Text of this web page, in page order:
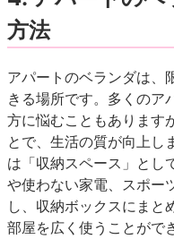
方法
アパートのベランダは、
きる場所です。多くのア
方に悩むこともあります
とで、生活の質が向上し
は「収納スペース」とし
や使わない家電、スポー
し、収納ボックスにまと
部屋を広く使うことがで